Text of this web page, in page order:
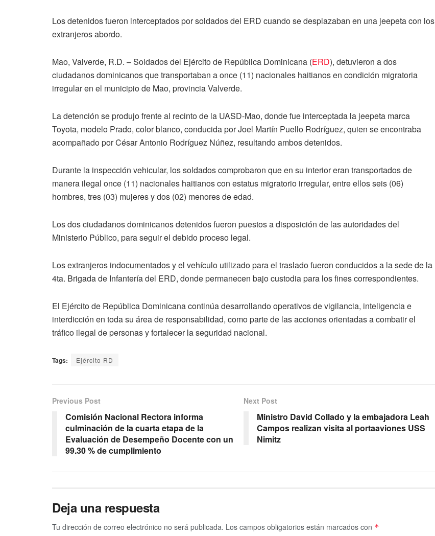
Los detenidos fueron interceptados por soldados del ERD cuando se desplazaban en una jeepeta con los
extranjeros abordo.
Mao, Valverde, R.D. – Soldados del Ejército de República Dominicana (ERD), detuvieron a dos
ciudadanos dominicanos que transportaban a once (11) nacionales haitianos en condición migratoria
irregular en el municipio de Mao, provincia Valverde.
La detención se produjo frente al recinto de la UASD-Mao, donde fue interceptada la jeepeta marca
Toyota, modelo Prado, color blanco, conducida por Joel Martín Puello Rodríguez, quien se encontraba
acompañado por César Antonio Rodríguez Núñez, resultando ambos detenidos.
Durante la inspección vehicular, los soldados comprobaron que en su interior eran transportados de
manera ilegal once (11) nacionales haitianos con estatus migratorio irregular, entre ellos seis (06)
hombres, tres (03) mujeres y dos (02) menores de edad.
Los dos ciudadanos dominicanos detenidos fueron puestos a disposición de las autoridades del
Ministerio Público, para seguir el debido proceso legal.
Los extranjeros indocumentados y el vehículo utilizado para el traslado fueron conducidos a la sede de la
4ta. Brigada de Infantería del ERD, donde permanecen bajo custodia para los fines correspondientes.
El Ejército de República Dominicana continúa desarrollando operativos de vigilancia, inteligencia e
interdicción en toda su área de responsabilidad, como parte de las acciones orientadas a combatir el
tráfico ilegal de personas y fortalecer la seguridad nacional.
Tags: Ejército RD
Previous Post
Comisión Nacional Rectora informa
culminación de la cuarta etapa de la
Evaluación de Desempeño Docente con un
99.30 % de cumplimiento
Next Post
Ministro David Collado y la embajadora Leah
Campos realizan visita al portaaviones USS
Nimitz
Deja una respuesta
Tu dirección de correo electrónico no será publicada. Los campos obligatorios están marcados con *